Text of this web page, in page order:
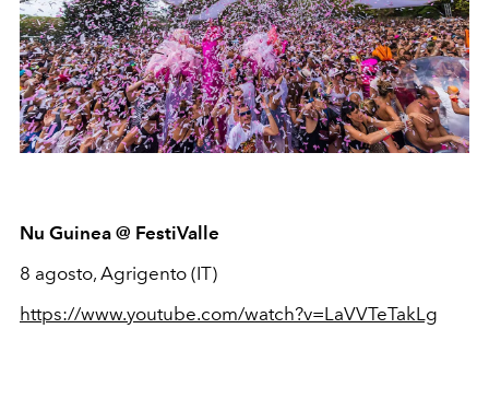
Nu Guinea @ FestiValle
8 agosto, Agrigento (IT)
https://www.youtube.com/watch?v=LaVVTeTakLg